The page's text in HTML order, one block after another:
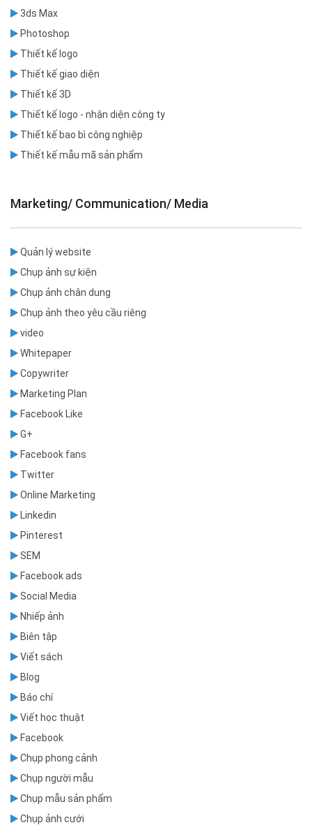
3ds Max
Photoshop
Thiết kế logo
Thiết kế giao diện
Thiết kế 3D
Thiết kế logo - nhận diện công ty
Thiết kế bao bì công nghiệp
Thiết kế mẫu mã sản phẩm
Marketing/ Communication/ Media
Quản lý website
Chụp ảnh sự kiện
Chụp ảnh chân dung
Chụp ảnh theo yêu cầu riêng
video
Whitepaper
Copywriter
Marketing Plan
Facebook Like
G+
Facebook fans
Twitter
Online Marketing
Linkedin
Pinterest
SEM
Facebook ads
Social Media
Nhiếp ảnh
Biên tập
Viết sách
Blog
Báo chí
Viết học thuật
Facebook
Chụp phong cảnh
Chụp người mẫu
Chụp mẫu sản phẩm
Chụp ảnh cưới